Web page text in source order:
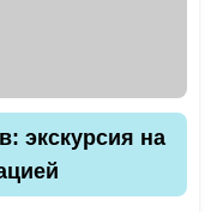
экскурсия на